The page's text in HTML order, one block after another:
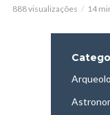
888 visualizações 14